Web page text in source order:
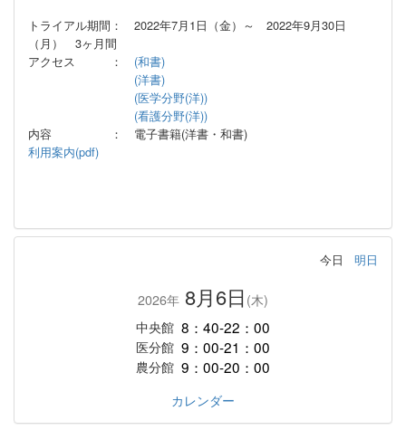
トライアル期間： 2022年7月1日（金）～ 2022年9月30日
（月） 3ヶ月間
アクセス ： (和書)
(洋書)
(医学分野(洋))
(看護分野(洋))
内容 ： 電子書籍(洋書・和書)
利用案内(pdf)
今日 明日
2026年 8月6日 (木)
中央館 8：40-22：00
医分館 9：00-21：00
農分館 9：00-20：00
カレンダー